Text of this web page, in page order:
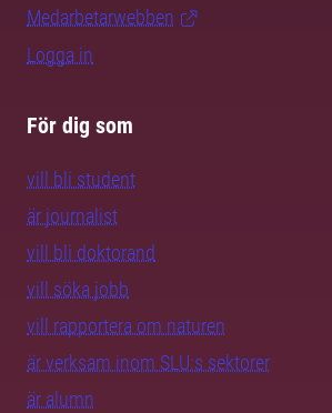
Medarbetarwebben
Logga in
För dig som
vill bli student
är journalist
vill bli doktorand
vill söka jobb
vill rapportera om naturen
är verksam inom SLU:s sektorer
är alumn